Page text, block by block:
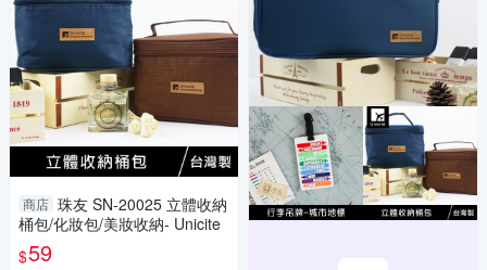
商店 珠友 SN-20025 立體收納
桶包/化妝包/美妝收納- Unicite
$59